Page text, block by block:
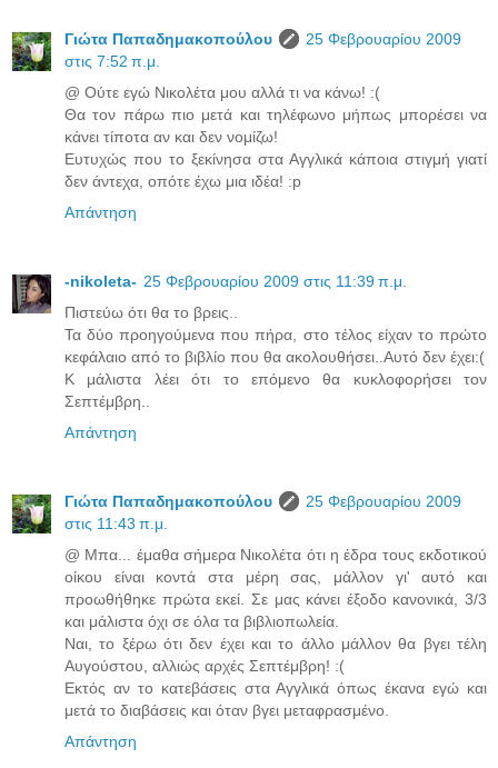
Γιώτα Παπαδημακοπούλου
25 Φεβρουαρίου 2009
στις 7:52 π.μ.
@ Ούτε εγώ Νικολέτα μου αλλά τι να κάνω! :(
Θα τον πάρω πιο μετά και τηλέφωνο μήπως μπορέσει να
κάνει τίποτα αν και δεν νομίζω!
Ευτυχώς που το ξεκίνησα στα Αγγλικά κάποια στιγμή γιατί
δεν άντεχα, οπότε έχω μια ιδέα! :p
Απάντηση
-nikoleta- 25 Φεβρουαρίου 2009 στις 11:39 π.μ.
Πιστεύω ότι θα το βρεις..
Τα δύο προηγούμενα που πήρα, στο τέλος είχαν το πρώτο
κεφάλαιο από το βιβλίο που θα ακολουθήσει..Αυτό δεν έχει:(
Κ μάλιστα λέει ότι το επόμενο θα κυκλοφορήσει τον
Σεπτέμβρη..
Απάντηση
Γιώτα Παπαδημακοπούλου
25 Φεβρουαρίου 2009
στις 11:43 π.μ.
@ Μπα... έμαθα σήμερα Νικολέτα ότι η έδρα τους εκδοτικού
οίκου είναι κοντά στα μέρη σας, μάλλον γι' αυτό και
προωθήθηκε πρώτα εκεί. Σε μας κάνει έξοδο κανονικά, 3/3
και μάλιστα όχι σε όλα τα βιβλιοπωλεία.
Ναι, το ξέρω ότι δεν έχει και το άλλο μάλλον θα βγει τέλη
Αυγούστου, αλλιώς αρχές Σεπτέμβρη! :(
Εκτός αν το κατεβάσεις στα Αγγλικά όπως έκανα εγώ και
μετά το διαβάσεις και όταν βγει μεταφρασμένο.
Απάντηση